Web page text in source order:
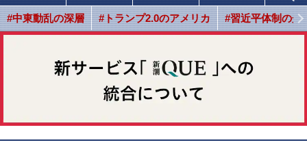
#中東動乱の深層 #トランプ2.0のアメリカ #習近平体制の光